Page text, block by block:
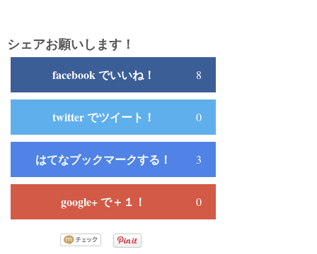
シェアお願いします！
facebook でいいね！ 8
twitter でツイート！ 0
はてなブックマークする！ 3
google+ で＋１！ 0